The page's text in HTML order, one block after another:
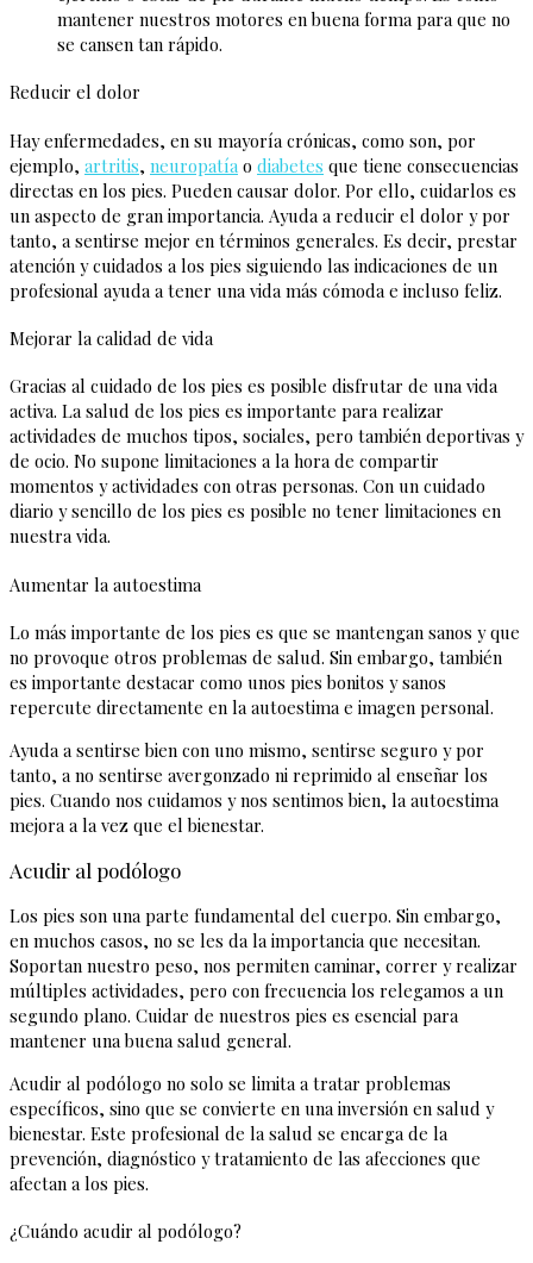
mantener nuestros motores en buena forma para que no
se cansen tan rápido.
Reducir el dolor
Hay enfermedades, en su mayoría crónicas, como son, por
ejemplo, artritis, neuropatía o diabetes que tiene consecuencias
directas en los pies. Pueden causar dolor. Por ello, cuidarlos es
un aspecto de gran importancia. Ayuda a reducir el dolor y por
tanto, a sentirse mejor en términos generales. Es decir, prestar
atención y cuidados a los pies siguiendo las indicaciones de un
profesional ayuda a tener una vida más cómoda e incluso feliz.
Mejorar la calidad de vida
Gracias al cuidado de los pies es posible disfrutar de una vida
activa. La salud de los pies es importante para realizar
actividades de muchos tipos, sociales, pero también deportivas y
de ocio. No supone limitaciones a la hora de compartir
momentos y actividades con otras personas. Con un cuidado
diario y sencillo de los pies es posible no tener limitaciones en
nuestra vida.
Aumentar la autoestima
Lo más importante de los pies es que se mantengan sanos y que
no provoque otros problemas de salud. Sin embargo, también
es importante destacar como unos pies bonitos y sanos
repercute directamente en la autoestima e imagen personal.
Ayuda a sentirse bien con uno mismo, sentirse seguro y por
tanto, a no sentirse avergonzado ni reprimido al enseñar los
pies. Cuando nos cuidamos y nos sentimos bien, la autoestima
mejora a la vez que el bienestar.
Acudir al podólogo
Los pies son una parte fundamental del cuerpo. Sin embargo,
en muchos casos, no se les da la importancia que necesitan.
Soportan nuestro peso, nos permiten caminar, correr y realizar
múltiples actividades, pero con frecuencia los relegamos a un
segundo plano. Cuidar de nuestros pies es esencial para
mantener una buena salud general.
Acudir al podólogo no solo se limita a tratar problemas
específicos, sino que se convierte en una inversión en salud y
bienestar. Este profesional de la salud se encarga de la
prevención, diagnóstico y tratamiento de las afecciones que
afectan a los pies.
¿Cuándo acudir al podólogo?